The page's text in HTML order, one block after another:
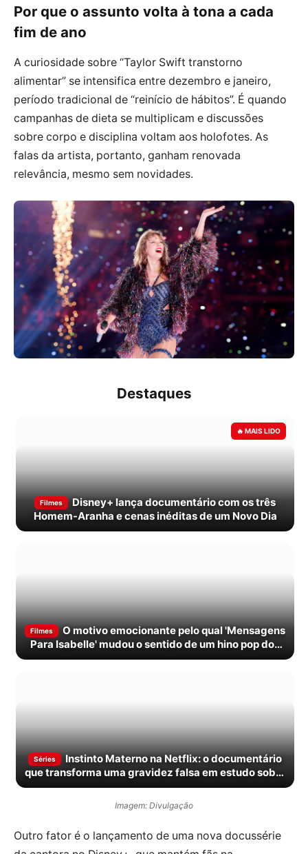
Por que o assunto volta à tona a cada
fim de ano
A curiosidade sobre “Taylor Swift transtorno
alimentar” se intensifica entre dezembro e janeiro,
período tradicional de “reinício de hábitos”. É quando
campanhas de dieta se multiplicam e discussões
sobre corpo e disciplina voltam aos holofotes. As
falas da artista, portanto, ganham renovada
relevância, mesmo sem novidades.
Destaques
Filmes
Disney+ lança documentário com os três
Homem-Aranha e cenas inéditas de um Novo Dia
Filmes
O motivo emocionante pelo qual 'Mensagens
Para Isabelle' mudou o sentido de um hino pop dos
anos 2010
Séries
Instinto Materno na Netflix: o documentário
que transforma uma gravidez falsa em estudo sobre
cumplicidade coletiva
Imagem: Divulgação
Outro fator é o lançamento de uma nova docussérie